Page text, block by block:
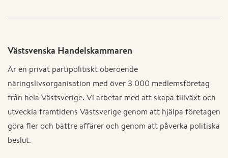
Västsvenska Handelskammaren
Är en privat partipolitiskt oberoende
näringslivsorganisation med över 3 000 medlemsföretag
från hela Västsverige. Vi arbetar med att skapa tillväxt och
utveckla framtidens Västsverige genom att hjälpa företagen
göra fler och bättre affärer och genom att påverka politiska
beslut.